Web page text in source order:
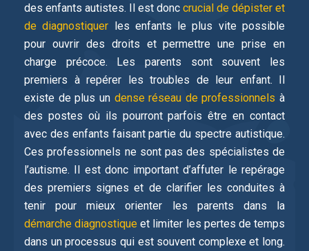
des enfants autistes. Il est donc crucial de dépister et
de diagnostiquer les enfants le plus vite possible
pour ouvrir des droits et permettre une prise en
charge précoce. Les parents sont souvent les
premiers à repérer les troubles de leur enfant. Il
existe de plus un dense réseau de professionnels à
des postes où ils pourront parfois être en contact
avec des enfants faisant partie du spectre autistique.
Ces professionnels ne sont pas des spécialistes de
l’autisme. Il est donc important d’affuter le repérage
des premiers signes et de clarifier les conduites à
tenir pour mieux orienter les parents dans la
démarche diagnostique et limiter les pertes de temps
dans un processus qui est souvent complexe et long.